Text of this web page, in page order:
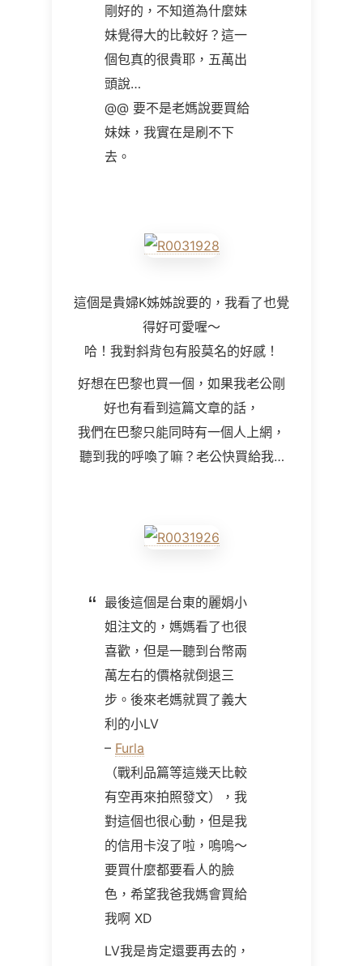
剛好的，不知道為什麼妹
妹覺得大的比較好？這一
個包真的很貴耶，五萬出
頭說…
@@ 要不是老媽說要買給
妹妹，我實在是刷不下
去。
這個是貴婦K姊姊說要的，我看了也覺
得好可愛喔～
哈！我對斜背包有股莫名的好感！
好想在巴黎也買一個，如果我老公剛
好也有看到這篇文章的話，
我們在巴黎只能同時有一個人上網，
聽到我的呼喚了嘛？老公快買給我…
最後這個是台東的麗娟小
姐注文的，媽媽看了也很
喜歡，但是一聽到台幣兩
萬左右的價格就倒退三
步。後來老媽就買了義大
利的小LV
– Furla
（戰利品篇等這幾天比較
有空再來拍照發文），我
對這個也很心動，但是我
的信用卡沒了啦，嗚嗚～
要買什麼都要看人的臉
色，希望我爸我媽會買給
我啊 XD
LV我是肯定還要再去的，